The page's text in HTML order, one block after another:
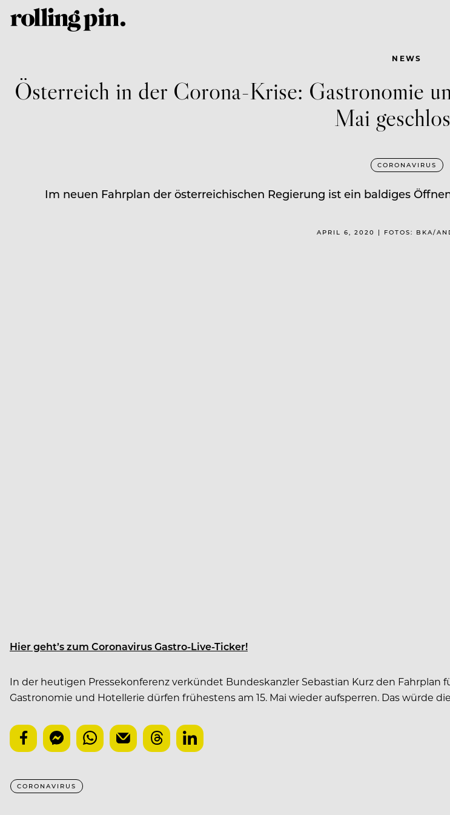
NEWS
Österreich in der Corona-Krise: Gastronomie
Mai
CORONAVIRUS
Im neuen Fahrplan der österreichischen Regierung ist ein baldiges
APRIL 6, 2020 | FOTOS: BKA/
Hier geht’s zum Coronavirus Gastro-Live-Ticker!
In der heutigen Pressekonferenz verkündet Bundeskanzler Sebastian Kurz den Fahrplan
Gastronomie und Hotellerie dürfen frühestens am 15. Mai wieder aufsperren. Das würde
CORONAVIRUS